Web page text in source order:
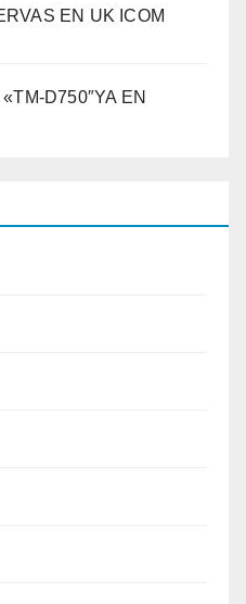
EN UK ICOM
D750″YA EN